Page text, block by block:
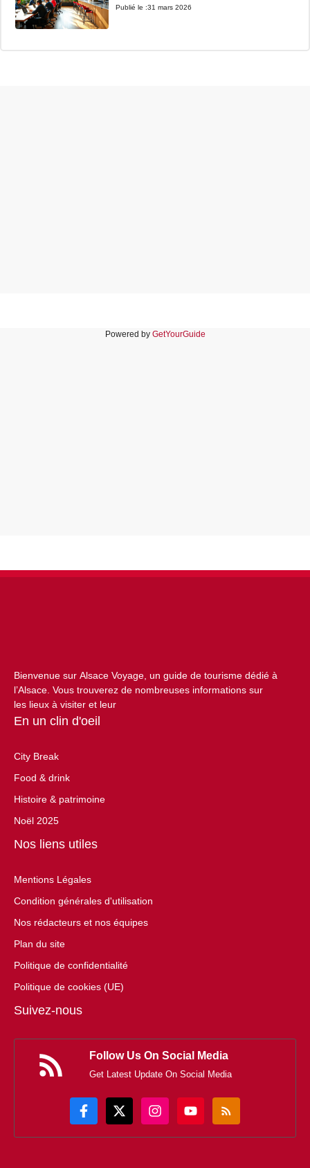
Publié le :31 mars 2026
Powered by GetYourGuide
Bienvenue sur Alsace Voyage, un guide de tourisme dédié à
l’Alsace. Vous trouverez de nombreuses informations sur
les lieux à visiter et leur
En un clin d'oeil
City Break
Food & drink
Histoire & patrimoine
Noël 2025
Nos liens utiles
Mentions Légales
Condition générales d'utilisation
Nos rédacteurs et nos équipes
Plan du site
Politique de confidentialité
Politique de cookies (UE)
Suivez-nous
Follow Us On Social Media
Get Latest Update On Social Media